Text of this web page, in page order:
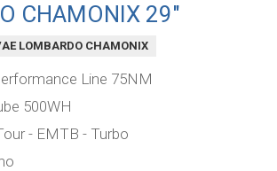
CHAMONIX 29"
LOMBARDO CHAMONIX
Line 75NM
500WH
- EMTB - Turbo